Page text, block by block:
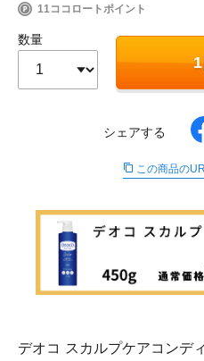
∟ スキンケア
∟ メイク
お悩み・用途から探す
ブランドから探す
スタッフのお気に入り
ロート製薬の想い
新着情報
お問い合わせ
医薬品の販売に関する表示
特定商取引に関する法律に基づ
11ココロートポイント
数量
シェアする
この商品の
デオコ スカルプケアコンデ